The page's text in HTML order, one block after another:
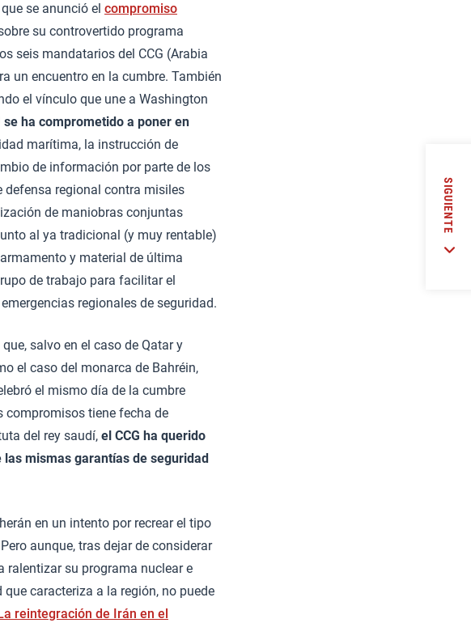
se anunció el compromiso
su controvertido programa
seis mandatarios del CCG (Arabia
un encuentro en la cumbre. También
el vínculo que une a Washington
se ha comprometido a poner en
marítima, la instrucción de
de información por parte de los
defensa regional contra misiles
de maniobras conjuntas
al ya tradicional (y muy rentable)
y material de última
de trabajo para facilitar el
regionales de seguridad.
salvo en el caso de Qatar y
el caso del monarca de Bahréin,
el mismo día de la cumbre
compromisos tiene fecha de
del rey saudí, el CCG ha querido
mismas garantías de seguridad
en un intento por recrear el tipo
aunque, tras dejar de considerar
ralentizar su programa nuclear e
caracteriza a la región, no puede
La reintegración de Irán en el
SIGUIENTE